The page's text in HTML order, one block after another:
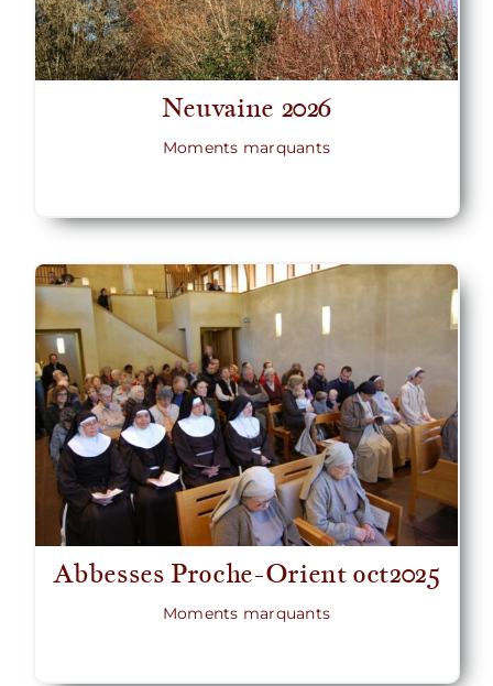
Neuvaine 2026
Moments marquants
Abbesses Proche-Orient oct2025
Moments marquants